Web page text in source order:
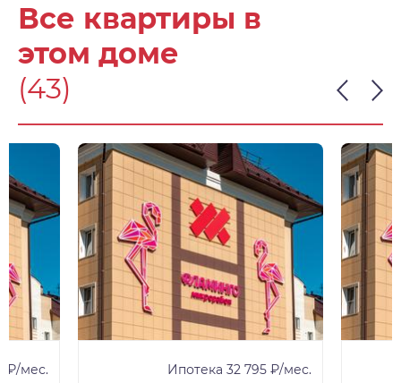
Все квартиры в
этом доме
(43)
₽/мес.
Ипотека 32 795 ₽/мес.